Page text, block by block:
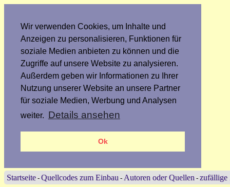
Wir verwenden Cookies, um Inhalte und
Anzeigen zu personalisieren, Funktionen für
soziale Medien anbieten zu können und die
Zugriffe auf unsere Website zu analysieren.
Außerdem geben wir Informationen zu Ihrer
Nutzung unserer Website an unsere Partner
für soziale Medien, Werbung und Analysen
weiter. Details ansehen
Ok
Startseite - Quellcodes zum Einbau - Autoren oder Quellen - zufällige